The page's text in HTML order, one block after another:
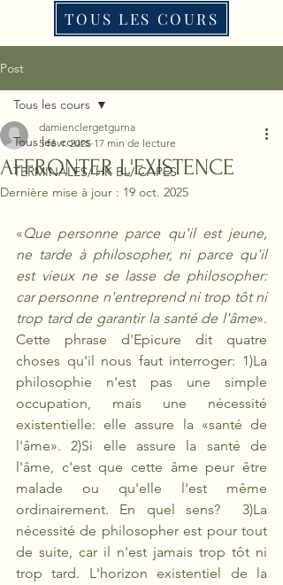
TOUS LES COURS
Post
Tous les cours
TERMINALES/ HK BL/ CAPES
Tous les cours
AFFRONTER L'EXISTENCE
damienclergetgurna
5 févr. 2025 17 min de lecture
Dernière mise à jour : 19 oct. 2025
«Que personne parce qu'il est jeune,
ne tarde à philosopher, ni parce qu'il
est vieux ne se lasse de philosopher:
car personne n'entreprend ni trop tôt ni
trop tard de garantir la santé de l'âme».
Cette phrase d'Epicure dit quatre
choses qu'il nous faut interroger: 1)La
philosophie n'est pas une simple
occupation, mais une nécessité
existentielle: elle assure la «santé de
l'âme». 2)Si elle assure la santé de
l'âme, c'est que cette âme peur être
malade ou qu'elle l'est même
ordinairement. En quel sens?  3)La
nécessité de philosopher est pour tout
de suite, car il n'est jamais trop tôt ni
trop tard. L'horizon existentiel de la